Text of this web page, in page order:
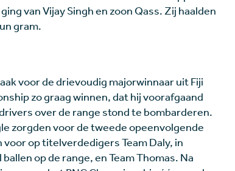
van Vijay Singh en zoon Qass. Zij haalden
gram.
voor de drievoudig majorwinnaar uit Fiji
zo graag winnen, dat hij voorafgaand
over de range stond te bombarderen.
zorgden voor de tweede opeenvolgende
op titelverdedigers Team Daly, in
op de range, en Team Thomas. Na